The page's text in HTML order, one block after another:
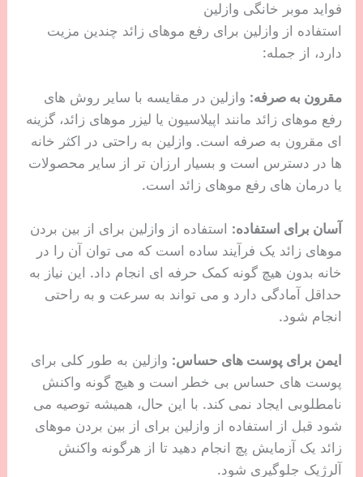
فواید موبر خانگی وازلین
استفاده از وازلین برای رفع موهای زائد چندین مزیت
دارد، از جمله:
مقرون به صرفه: وازلین در مقایسه با سایر روش های
رفع موهای زائد مانند اپیلاسیون یا لیزر موهای زائد، گزینه
ای مقرون به صرفه است. وازلین به راحتی در اکثر خانه
ها در دسترس است و بسیار ارزان تر از سایر محصولات
یا درمان های رفع موهای زائد است.
آسان برای استفاده: استفاده از وازلین برای از بین بردن
موهای زائد یک فرآیند ساده است که می توان آن را در
خانه بدون هیچ گونه کمک حرفه ای انجام داد. این نیاز به
حداقل آمادگی دارد و می تواند به سرعت و به راحتی
انجام شود.
ایمن برای پوست های حساس: وازلین به طور کلی برای
پوست های حساس بی خطر است و هیچ گونه واکنش
نامطلوبی ایجاد نمی کند. با این حال، همیشه توصیه می
شود قبل از استفاده از وازلین برای از بین بردن موهای
زائد یک آزمایش پچ انجام دهید تا از هرگونه واکنش
آلرژیک جلوگیری شود.